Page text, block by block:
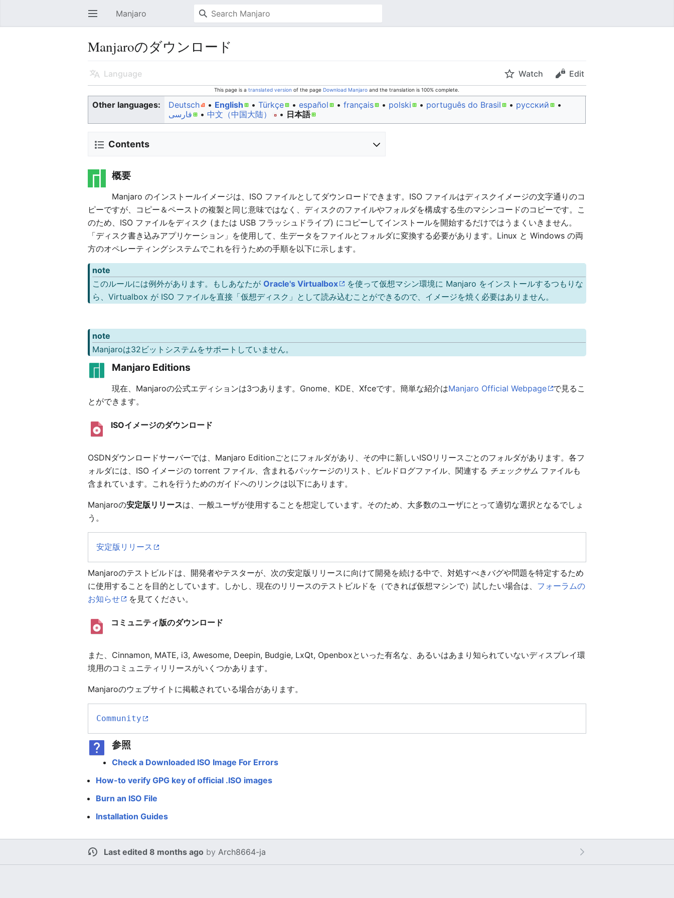
Open main menu Manjaro
Manjaroのダウンロード
Language Watch Edit
This page is atranslated version of the pageDownload Manjaro and the translation is 100% complete.
Other languages: Deutsch • ‎ English • ‎Türkçe • ‎español • ‎français • ‎ polski • ‎ português do Brasil • ‎ русский
•
فارسی • ‎ 中文（中国大陆）‎ • ‎ 日本語
Contents
概要
Manjaro のインストールイメージは、ISO ファイルとしてダウンロードできます。ISO ファイルはディスクイメージの文字通りのコ
ピーですが、コピー＆ペーストの複製と同じ意味ではなく、ディスクのファイルやフォルダを構成する生のマシンコードのコピーです。こ
のため、ISO ファイルをディスク (または USB フラッシュドライブ) にコピーしてインストールを開始するだけではうまくいきません。
「ディスク書き込みアプリケーション」を使用して、生データをファイルとフォルダに変換する必要があります。Linux と Windows の両
方のオペレーティングシステムでこれを行うための手順を以下に示します。
note
このルールには例外があります。もしあなたがOracle's Virtualbox
を使って仮想マシン環境に Manjaro をインストールするつもりな
ら、Virtualbox が ISO ファイルを直接「仮想ディスク」として読み込むことができるので、イメージを焼く必要はありません。
note
Manjaroは32ビットシステムをサポートしていません。
Manjaro Editions
現在、Manjaroの公式エディションは3つあります。Gnome、KDE、Xfceです。簡単な紹介はManjaro Official Webpage
で見るこ
とができます。
ISOイメージのダウンロード
OSDNダウンロードサーバーでは、Manjaro Editionごとにフォルダがあり、その中に新しいISOリリースごとのフォルダがあります。各フ
ォルダには、ISO イメージの torrent ファイル、含まれるパッケージのリスト、ビルドログファイル、関連する チェックサム ファイルも
含まれています。これを行うためのガイドへのリンクは以下にあります。
Manjaroの安定版リリースは、一般ユーザが使用することを想定しています。そのため、大多数のユーザにとって適切な選択となるでしょ
う。
安定版リリース
Manjaroのテストビルドは、開発者やテスターが、次の安定版リリースに向けて開発を続ける中で、対処すべきバグや問題を特定するため
に使用することを目的としています。しかし、現在のリリースのテストビルドを（できれば仮想マシンで）試したい場合は、 フォーラムの
お知らせ
を見てください。
コミュニティ版のダウンロード
また、Cinnamon, MATE, i3, Awesome, Deepin, Budgie, LxQt, Openboxといった有名な、あるいはあまり知られていないディスプレイ環
境用のコミュニティリリースがいくつかあります。
Manjaroのウェブサイトに掲載されている場合があります。
Community
参照
Check a Downloaded ISO Image For Errors
How-to verify GPG key of official .ISO images
Burn an ISO File
Installation Guides
Last edited 8 months ago by Arch8664-ja